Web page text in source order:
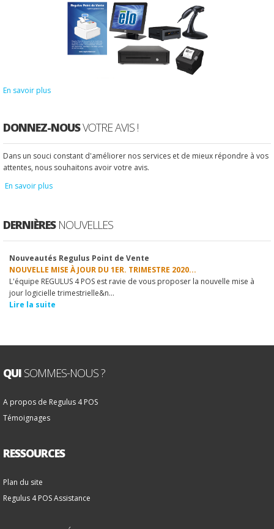
En savoir plus
DONNEZ-NOUSVOTRE AVIS !
Dans un souci constant d'améliorer nos services et de mieux répondre à vos
attentes, nous souhaitons avoir votre avis.
En savoir plus
DERNIÈRESNOUVELLES
Nouveautés Regulus Point de Vente
NOUVELLE MISE À JOUR DU 1ER. TRIMESTRE 2020...
L'équipe REGULUS 4 POS est ravie de vous proposer la nouvelle mise à
jour logicielle trimestrielle&n...
Lire la suite
QUI SOMMES-NOUS ?
A propos de Regulus 4 POS
Témoignages
RESSOURCES
Plan du site
Regulus 4 POS Assistance